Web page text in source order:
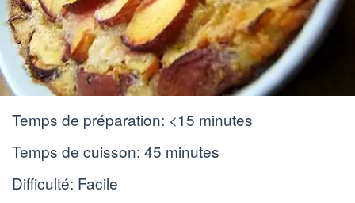
Temps de préparation: <15 minutes
Temps de cuisson: 45 minutes
Difficulté: Facile